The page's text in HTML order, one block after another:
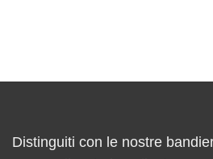
Distinguiti con le nostre